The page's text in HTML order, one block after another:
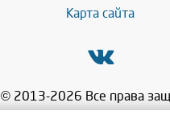
Карта сайта
© 2013-2026 Все права